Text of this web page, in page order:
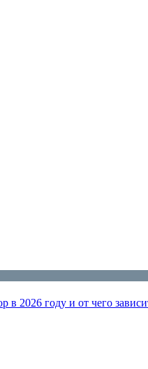
в 2026 году и от чего